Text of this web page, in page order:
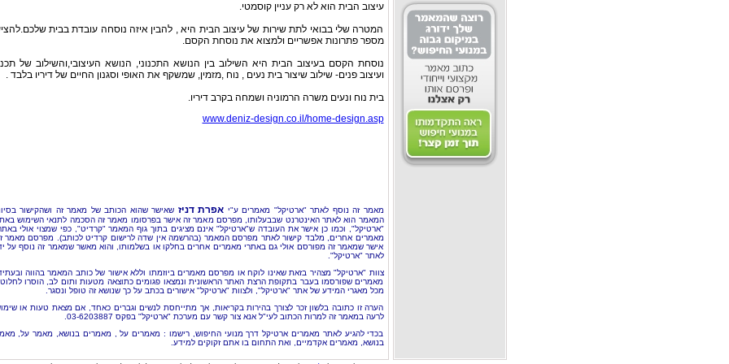
עיצוב הבית הוא לא רק עניין קוסמטי.
המטרה שלי בבואי לתת שירות של עיצוב הבית היא , להבין איזה נוסחה עובדת בבית
מספר פתרונות אפשריים ולמצוא את נוסחת הקסם.
נוסחת הקסם בעיצוב הבית היא השילוב בין הנושא התכנוני, הנושא העיצובי,והשילוב של
ועיצוב פנים- שילוב שיצור בית נעים , נוח ,מזמין, שמשקף את האופי וסגנון החיים של דיריו בלבד .
בית נוח ונעים משרה הרמוניה ושמחה בקרב דיריו.
www.deniz-design.co.il/home-design.asp
מאמר זה נוסף לאתר "ארטיקל" מאמרים ע"י אפרת דניז שאישר שהוא הכותב של מאמר זה ושהקישור
המאמר הוא לאתר האינטרנט שבבעלותו, מפרסם מאמר זה אישר בפרסומו מאמר זה הסכמה לתנאי השימוש
"ארטיקל", וכמו כן אישר את העובדה ש"ארטיקל" אינם מציגים בתוך גוף המאמר "קרדיט", כפי שמצוי אולי
מאמרים אחרים, מלבד קישור לאתר מפרסם המאמר (בהרשמה אין שדה לרישום קרדיט לכותב). מפרסם מאמר
אישר שמאמר זה מפורסם אולי גם באתרי מאמרים אחרים בחלקו או בשלמותו, והוא מאשר שמאמר זה נוסף על
לאתר "ארטיקל".
צוות "ארטיקל" מצהיר בזאת שאינו לוקח או מפרסם מאמרים ביוזמתו וללא אישור של כותב המאמר בהווה
מאמרים שפורסמו בעבר בתקופת הרצת האתר הראשונית ונמצאו פגומים כתוצאה מטעות ותום לב, הוסרו
מכל מאגרי המידע של אתר "ארטיקל", ולצוות "ארטיקל" אישורים בכתב על כך שנושא זה טופל ונסגר.
הערה זו כתובה בלשון זכר לצורך בהירות בקריאות, אך מתייחסת לנשים וגברים כאחד, אם מצאת טעות או
לרעה במאמר זה למרות הכתוב לעי"ל אנא צור קשר עם מערכת "ארטיקל" בפקס 03-6203887.
בכדי להגיע לאתר מאמרים ארטיקל דרך מנועי החיפוש, רישמו : מאמרים על , מאמרים בנושא, מאמר על,
בנושא, מאמרים אקדמיים, ואת התחום בו אתם זקוקים למידע.